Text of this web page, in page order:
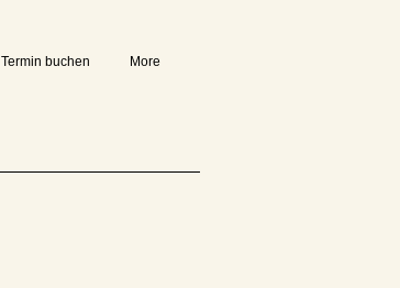
Termin buchen More